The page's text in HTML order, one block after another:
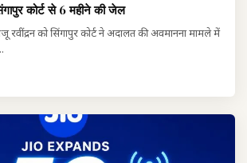
कोर्ट से 6 महीने की जेल
को सिंगापुर कोर्ट ने अदालत की अवमानना मामले में